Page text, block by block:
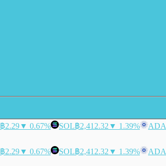
฿2.29▼ 0.67% SOL฿2,412.32 ▼ 1.39% ADA
฿2.29▼ 0.67% SOL฿2,412.32 ▼ 1.39% ADA